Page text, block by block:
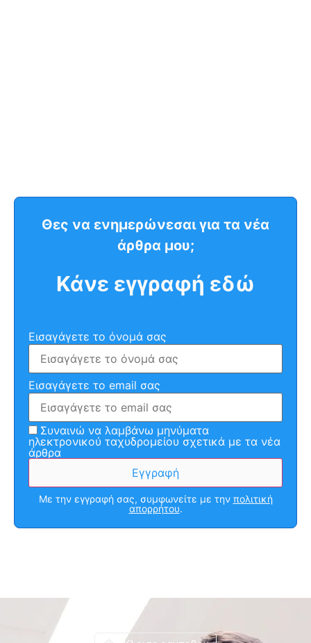
Θες να ενημερώνεσαι για τα νέα
άρθρα μου;
Κάνε εγγραφή εδώ
Εισαγάγετε το όνομά σας
Εισαγάγετε το email σας
Συναινώ να λαμβάνω μηνύματα
ηλεκτρονικού ταχυδρομείου σχετικά με τα νέα
άρθρα
Με την εγγραφή σας, συμφωνείτε με την πολιτική
απορρήτου.